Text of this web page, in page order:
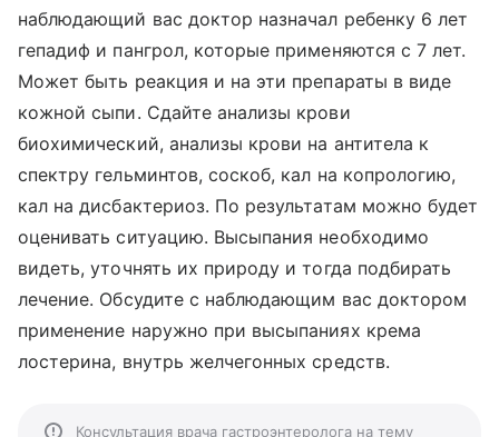
наблюдающий вас доктор назначал ребенку 6 лет
гепадиф и пангрол, которые применяются с 7 лет.
Может быть реакция и на эти препараты в виде
кожной сыпи. Сдайте анализы крови
биохимический, анализы крови на антитела к
спектру гельминтов, соскоб, кал на копрологию,
кал на дисбактериоз. По результатам можно будет
оценивать ситуацию. Высыпания необходимо
видеть, уточнять их природу и тогда подбирать
лечение. Обсудите с наблюдающим вас доктором
применение наружно при высыпаниях крема
лостерина, внутрь желчегонных средств.
Консультация врача гастроэнтеролога на тему